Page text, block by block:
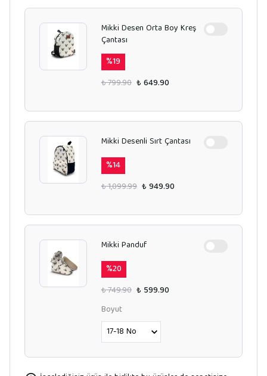
Mikki Desen Orta Boy Kreş
Çantası
%19
₺ 799.90 ₺ 649.90
Mikki Desenli Sırt Çantası
%14
₺ 1,099.99 ₺ 949.90
Mikki Panduf
%20
₺ 749.90 ₺ 599.90
Boyut